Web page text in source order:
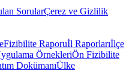
SorularÇerez ve Gizlilik
Fizibilite Raporuİl Raporlarıİlçe
ÖrnekleriÖn Fizibilite
DokümanıÜlke